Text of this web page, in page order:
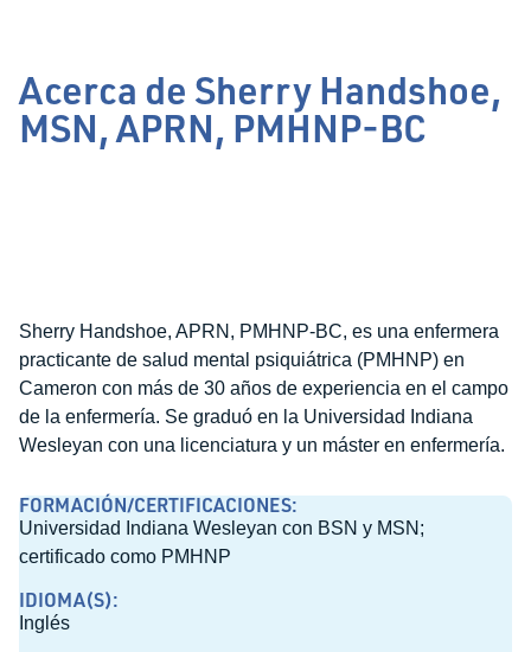
Acerca de Sherry Handshoe,
MSN, APRN, PMHNP-BC
Sherry Handshoe, APRN, PMHNP-BC, es una enfermera
practicante de salud mental psiquiátrica (PMHNP) en
Cameron con más de 30 años de experiencia en el campo
de la enfermería. Se graduó en la Universidad Indiana
Wesleyan con una licenciatura y un máster en enfermería.
FORMACIÓN/CERTIFICACIONES:
Universidad Indiana Wesleyan con BSN y MSN;
certificado como PMHNP
IDIOMA(S):
Inglés